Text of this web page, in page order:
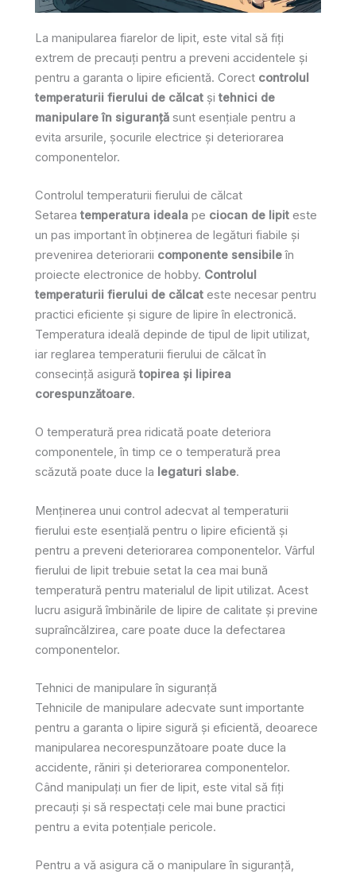
La manipularea fiarelor de lipit, este vital să fiți
extrem de precauți pentru a preveni accidentele și
pentru a garanta o lipire eficientă. Corect controlul
temperaturii fierului de călcat și tehnici de
manipulare în siguranță sunt esențiale pentru a
evita arsurile, șocurile electrice și deteriorarea
componentelor.
Controlul temperaturii fierului de călcat
Setarea temperatura ideala pe ciocan de lipit este
un pas important în obținerea de legături fiabile și
prevenirea deteriorarii componente sensibileîn
proiecte electronice de hobby. Controlul
temperaturii fierului de călcat este necesar pentru
practici eficiente și sigure de lipire în electronică.
Temperatura ideală depinde de tipul de lipit utilizat,
iar reglarea temperaturii fierului de călcat în
consecință asigură topirea și lipirea
corespunzătoare.
O temperatură prea ridicată poate deteriora
componentele, în timp ce o temperatură prea
scăzută poate duce la legaturi slabe.
Menținerea unui control adecvat al temperaturii
fierului este esențială pentru o lipire eficientă și
pentru a preveni deteriorarea componentelor. Vârful
fierului de lipit trebuie setat la cea mai bună
temperatură pentru materialul de lipit utilizat. Acest
lucru asigură îmbinările de lipire de calitate și previne
supraîncălzirea, care poate duce la defectarea
componentelor.
Tehnici de manipulare în siguranță
Tehnicile de manipulare adecvate sunt importante
pentru a garanta o lipire sigură și eficientă, deoarece
manipularea necorespunzătoare poate duce la
accidente, răniri și deteriorarea componentelor.
Când manipulați un fier de lipit, este vital să fiți
precauți și să respectați cele mai bune practici
pentru a evita potențiale pericole.
Pentru a vă asigura că o manipulare în siguranță,